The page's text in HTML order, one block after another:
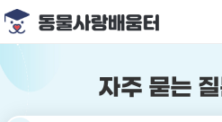
자주 묻는